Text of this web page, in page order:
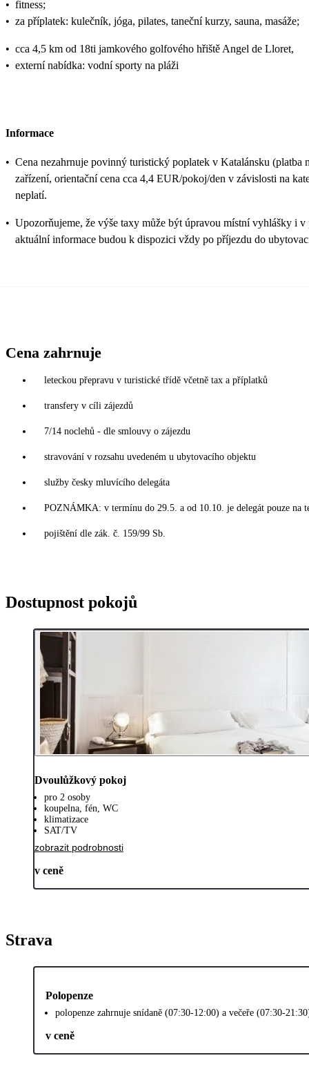
• fitness;
• za příplatek: kulečník, jóga, pilates, taneční kurzy, sauna, masáže;
• cca 4,5 km od 18ti jamkového golfového hřiště Angel de Lloret,
• externí nabídka: vodní sporty na pláži
Informace
• Cena nezahrnuje povinný turistický poplatek v Katalánsku (platba
zařízení, orientační cena cca 4,4 EUR/pokoj/den v závislosti na
neplatí.
• Upozorňujeme, že výše taxy může být úpravou místní vyhlášky i
aktuální informace budou k dispozici vždy po příjezdu do
Cena zahrnuje
leteckou přepravu v turistické třídě včetně tax a příplatků
transfery v cíli zájezdů
7/14 noclehů - dle smlouvy o zájezdu
stravování v rozsahu uvedeném u ubytovacího objektu
služby česky mluvícího delegáta
POZNÁMKA: v termínu do 29.5. a od 10.10. je delegát pouze na
pojištění dle zák. č. 159/99 Sb.
Dostupnost pokojů
Dvoulůžkový pokoj
pro 2 osoby
koupelna, fén, WC
klimatizace
SAT/TV
zobrazit podrobnosti
v ceně
Strava
Polopenze
polopenze zahrnuje snídaně (07:30-12:00) a večeře (07:30-
v ceně